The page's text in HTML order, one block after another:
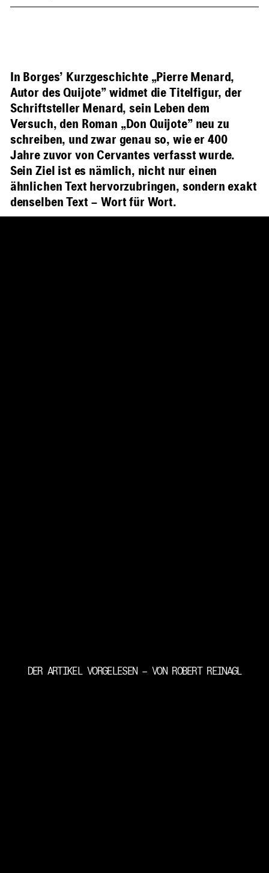
In Borges’ Kurzgeschichte „Pierre Menard,
Autor des Quijote” widmet die Titelfigur, der
Schriftsteller Menard, sein Leben dem
Versuch, den Roman „Don Quijote” neu zu
schreiben, und zwar genau so, wie er 400
Jahre zuvor von Cervantes verfasst wurde.
Sein Ziel ist es nämlich, nicht nur einen
ähnlichen Text hervorzubringen, sondern exakt
denselben Text – Wort für Wort.
DER ARTIKEL VORGELESEN – VON ROBERT REINAGL